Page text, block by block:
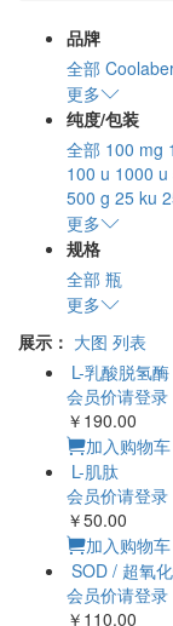
品牌
全部
更多
纯度/包装
全部 100 mg
100 u 1000 u
500 g 25 ku
更多
规格
全部 瓶
更多
展示： 大图 列表
L-乳酸脱氢酶
会员价请登录
￥190.00
加入购物车
L-肌肽
会员价请登录
￥50.00
加入购物车
SOD / 超氧
会员价请登录
￥110.00